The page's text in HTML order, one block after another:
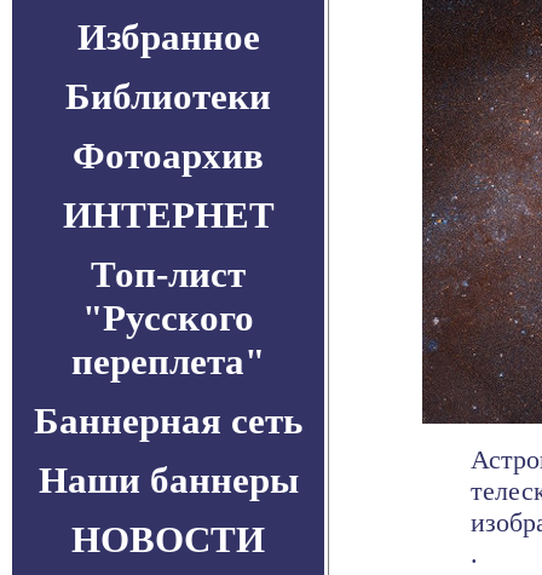
Избранное
Библиотеки
Фотоархив
ИНТЕРНЕТ
Топ-лист
"Русского
переплета"
Баннерная сеть
Наши баннеры
НОВОСТИ
.